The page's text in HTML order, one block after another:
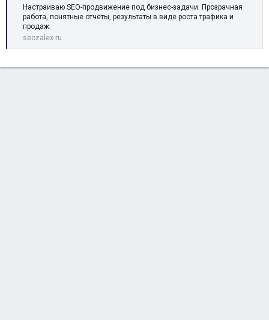
Настраиваю SEO-продвижение под бизнес-задачи. Прозрачная
работа, понятные отчёты, результаты в виде роста трафика и
продаж.
seozalex.ru